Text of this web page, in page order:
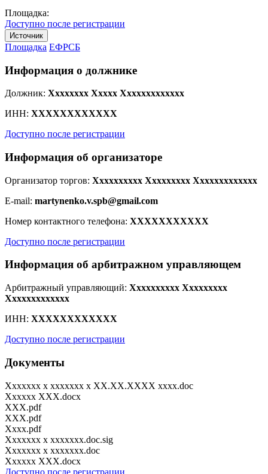
Площадка:
Доступно после регистрации
Источник
Площадка ЕФРСБ
Информация о должнике
Должник: Xxxxxxxx Xxxxx Xxxxxxxxxxxxx
ИНН: XXXXXXXXXXXX
Доступно после регистрации
Информация об организаторе
Организатор торгов: Xxxxxxxxxx Xxxxxxxxx Xxxxxxxxxxxxx
E-mail: martynenko.v.spb@gmail.com
Номер контактного телефона: XXXXXXXXXXX
Доступно после регистрации
Информация об арбитражном управляющем
Арбитражный управляющий: Xxxxxxxxxx Xxxxxxxxx
Xxxxxxxxxxxxx
ИНН: XXXXXXXXXXXX
Доступно после регистрации
Документы
Xxxxxxx x xxxxxxx x XX.XX.XXXX xxxx.doc
Xxxxxx XXX.docx
XXX.pdf
XXX.pdf
Xxxx.pdf
Xxxxxxx x xxxxxxx.doc.sig
Xxxxxxx x xxxxxxx.doc
Xxxxxx XXX.docx
Доступно после регистрации